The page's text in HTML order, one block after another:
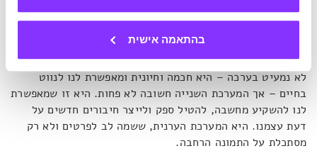
בהתאמה אישית
באופן מודע ולא מודע, כשאנחנו מבלים בסביבות מוכרות, פיזיות
או וירטואליות, אנחנו מסתמכים על מערכת החשיבה הראשונה.
לא נמעיט בערכה – היא חכמה וחיונית ומאפשרת לנו לנווט
בחיים – אך המערכת השנייה חשובה לא פחות. היא זו שמאפשרת
לנו להשקיע מחשבה, להטיל ספק ולייצר חיבורים חדשים על
דעת עצמנו. היא המערכת הערנית, ששמה לב לפרטים ולא רק
מסתכלת על התמונה הרחבה.